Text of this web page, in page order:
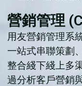
營銷管理
用友營銷管理系
一站式串聯策劃
整合綫下綫上多
過分析客戶營銷